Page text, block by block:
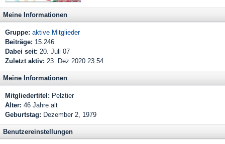
Meine Informationen
Gruppe: aktive Mitglieder
Beiträge: 15.246
Dabei seit: 20. Juli 07
Zuletzt aktiv: 23. Dez 2020 23:54
Meine Informationen
Mitgliedertitel: Pelztier
Alter: 46 Jahre alt
Geburtstag: Dezember 2, 1979
Benutzereinstellungen